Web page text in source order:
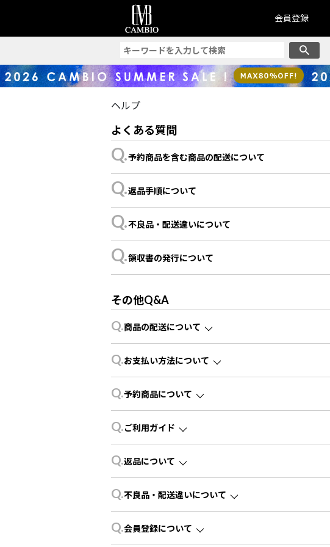
会員登録
ヘルプ
よくある質問
Q.予約商品を含む商品の配送について
Q.返品手順について
Q.不良品・配送違いについて
Q.領収書の発行について
その他Q&A
Q.商品の配送について
Q.お支払い方法について
Q.予約商品について
Q.ご利用ガイド
Q.返品について
Q.不良品・配送違いについて
Q.会員登録について